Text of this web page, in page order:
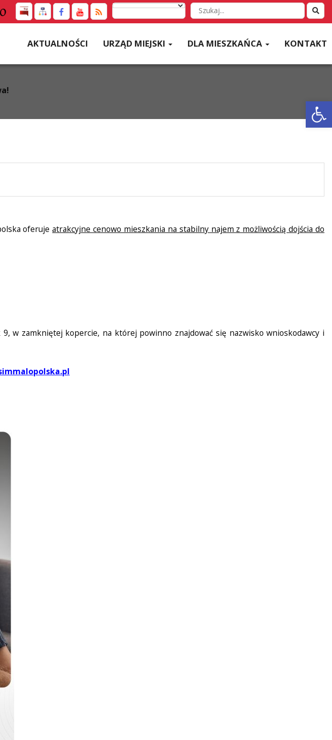
Wyszukaj
w
AKTUALNOŚCI URZĄD MIEJSKI DLA MIESZKAŃCA KONTAKT
oferujeatrakcyjne cenowo mieszkania na stabilny najem z możliwością dojścia do
w zamkniętej kopercie, na której powinno znajdować się nazwisko wnioskodawcy i